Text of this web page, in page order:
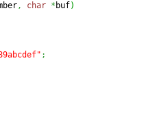
, char * buf)
;